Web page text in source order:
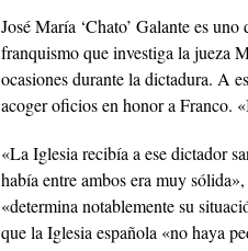
José María ‘Chato’ Galante es
franquismo que investiga la jueza
ocasiones durante la dictadura. A
acoger oficios en honor a Franco.
«La Iglesia recibía a ese dictador
había entre ambos era muy
«determina notablemente su
que la Iglesia española «no haya